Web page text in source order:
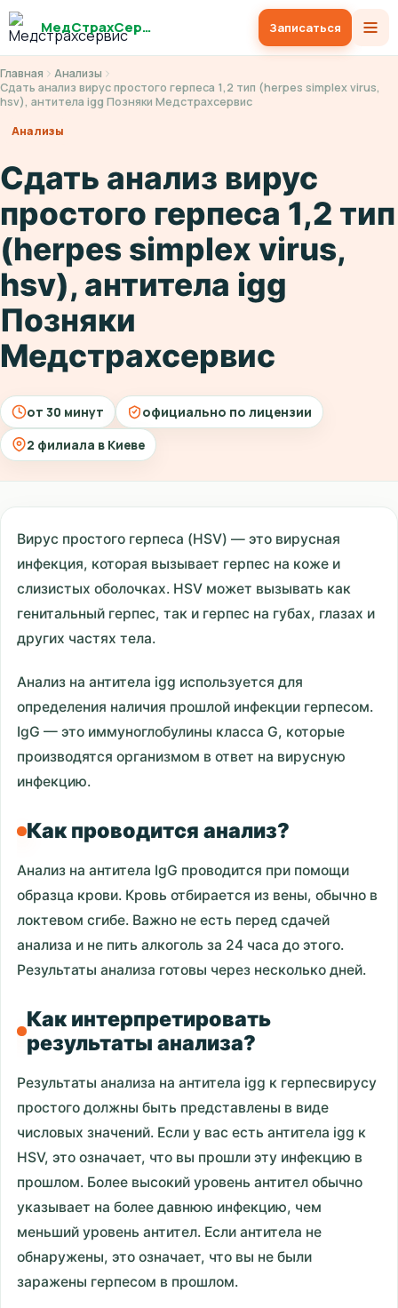
МедСтрахСервис Записаться
Главная
Анализы
Сдать анализ вирус простого герпеса 1,2 тип (herpes simplex virus,
hsv), антитела igg Позняки Медстрахсервис
Анализы
Сдать анализ вирус
простого герпеса 1,2 тип
(herpes simplex virus,
hsv), антитела igg
Позняки
Медстрахсервис
от 30 минут
официально по лицензии
2 филиала в Киеве
Вирус простого герпеса (HSV) — это вирусная
инфекция, которая вызывает герпес на коже и
слизистых оболочках. HSV может вызывать как
генитальный герпес, так и герпес на губах, глазах и
других частях тела.
Анализ на антитела igg используется для
определения наличия прошлой инфекции герпесом.
IgG — это иммуноглобулины класса G, которые
производятся организмом в ответ на вирусную
инфекцию.
Как проводится анализ?
Анализ на антитела IgG проводится при помощи
образца крови. Кровь отбирается из вены, обычно в
локтевом сгибе. Важно не есть перед сдачей
анализа и не пить алкоголь за 24 часа до этого.
Результаты анализа готовы через несколько дней.
Как интерпретировать
результаты анализа?
Результаты анализа на антитела igg к герпесвирусу
простого должны быть представлены в виде
числовых значений. Если у вас есть антитела igg к
HSV, это означает, что вы прошли эту инфекцию в
прошлом. Более высокий уровень антител обычно
указывает на более давнюю инфекцию, чем
меньший уровень антител. Если антитела не
обнаружены, это означает, что вы не были
заражены герпесом в прошлом.